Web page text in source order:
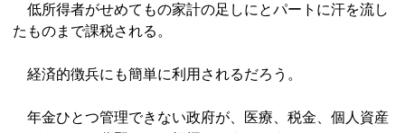
低所得者がせめてもの家計の足しにとパートに汗を流し
たものまで課税される。
経済的徴兵にも簡単に利用されるだろう。
年金ひとつ管理できない政府が、医療、税金、個人資産